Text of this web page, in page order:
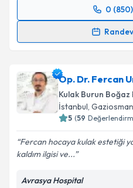
0
Randevu Takvimi
takvim hazırlandığında
E-posta Adresiniz
Kişisel verilerimin
kapsamda
Op. Dr. Fercan
Kulak Burun Boğaz
İstanbul,
5 (59
Fercan hocaya kulak estetiği
kaldım ilgisi ve...
Avrasya Hospital